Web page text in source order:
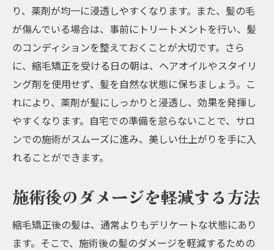
り、薬剤が均一に浸透しやすくなります。また、髪の毛
が傷んでいる場合は、事前にトリートメントを行い、髪
のコンディションを整えておくことが大切です。さら
に、縮毛矯正を受ける日の朝は、ヘアオイルやスタイリ
ング剤を使用せず、髪を自然な状態に保ちましょう。こ
れにより、薬剤が髪にしっかりと浸透し、効果を発揮し
やすくなります。自宅での準備を怠らないことで、サロ
ンでの施術がスムーズに進み、美しい仕上がりを手に入
れることができます。
施術後のダメージを軽減する方法
縮毛矯正後の髪は、通常よりもデリケートな状態にあり
ます。そこで、施術後の髪のダメージを軽減するための